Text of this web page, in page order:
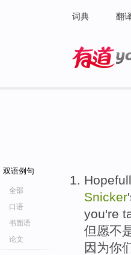
词典 翻
双语例句
全部
口语
书面语
论文
Snicker
you're
但愿不
因为你